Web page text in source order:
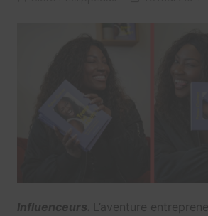
Influenceurs. L’aventure